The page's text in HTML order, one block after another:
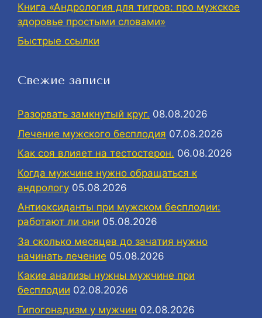
Книга «Андрология для тигров: про мужское
здоровье простыми словами»
Быстрые ссылки
Свежие записи
Разорвать замкнутый круг. 08.08.2026
Лечение мужского бесплодия 07.08.2026
Как соя влияет на тестостерон. 06.08.2026
Когда мужчине нужно обращаться к
андрологу 05.08.2026
Антиоксиданты при мужском бесплодии:
работают ли они 05.08.2026
За сколько месяцев до зачатия нужно
начинать лечение 05.08.2026
Какие анализы нужны мужчине при
бесплодии 02.08.2026
Гипогонадизм у мужчин 02.08.2026